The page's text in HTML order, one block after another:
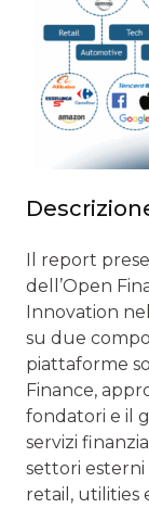
Il report
dell’Open
Innovation
su due
piattaforme
Finance,
fondatori e il
servizi
settori esterni
retail, utilities